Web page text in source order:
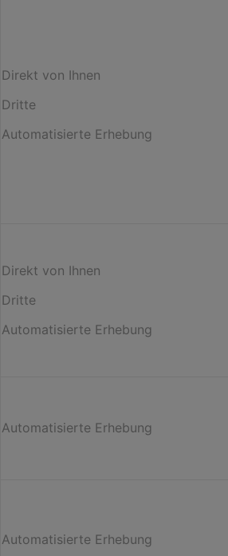
Direkt von Ihnen
Dritte
Automatisierte Erhebung
Direkt von Ihnen
Dritte
Automatisierte Erhebung
Automatisierte Erhebung
Automatisierte Erhebung